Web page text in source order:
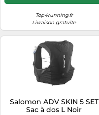
Top4running.fr
Livraison gratuite
Salomon ADV SKIN 5 SET
Sac à dos L Noir